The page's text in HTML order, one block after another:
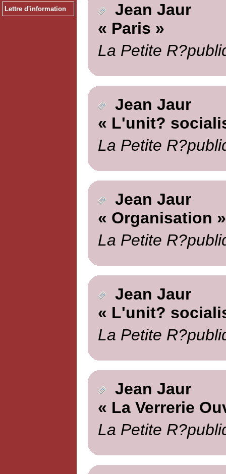
Lettre d'information
Jean Jaur
« Paris »
La Petite
Jean Jaur
« L'unit?
La Petite
Jean Jaur
« Organisation »
La Petite
Jean Jaur
« L'unit?
La Petite
Jean Jaur
« La Verrerie
La Petite